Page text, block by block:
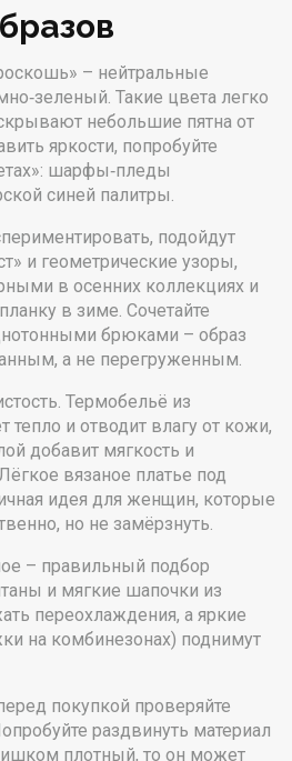
– нейтральные
Такие цвета легко
небольшие пятна от
яркости, попробуйте
шарфы‑пледы
синей палитры.
подойдут
и геометрические узоры,
в осенних коллекциях и
в зиме. Сочетайте
брюками – образ
а не перегруженным.
Термобельё из
и отводит влагу от кожи,
добавит мягкость и
вязаное платье под
идея для женщин, которые
но не замёрзнуть.
– правильный подбор
и мягкие шапочки из
переохлаждения, а яркие
на комбинезонах) поднимут
покупкой проверяйте
раздвинуть материал
плотный, то он может